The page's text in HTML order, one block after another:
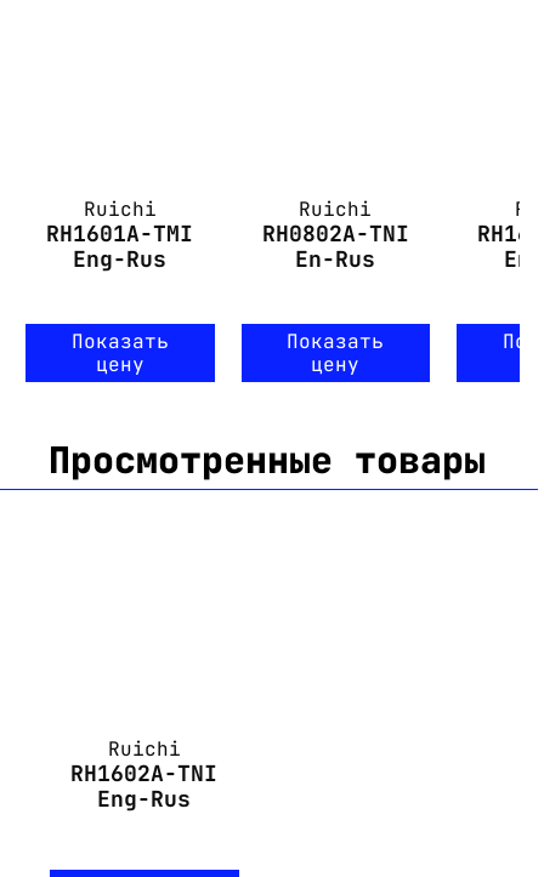
Ruichi
RH1601A-TMI
Eng-Rus
Показать
цену
Ruichi
RH0802A-TNI
En-Rus
Показать
цену
Просмотренные товары
Ruichi
RH1602A-TNI
Eng-Rus